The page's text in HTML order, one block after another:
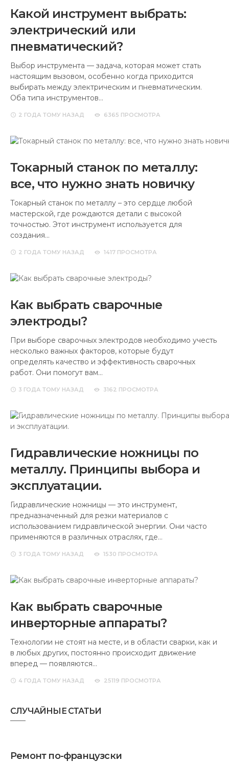
Какой инструмент выбрать:
электрический или
пневматический?
Выбор инструмента — задача, которая может стать
настоящим вызовом, особенно когда приходится
выбирать между электрическим и пневматическим.
Оба типа инструментов…
2 ГОДА ТОМУ НАЗАД 6365 ПРОСМОТРА
Токарный станок по металлу:
все, что нужно знать новичку
Токарный станок по металлу – это сердце любой
мастерской, где рождаются детали с высокой
точностью. Этот инструмент используется для
создания…
2 ГОДА ТОМУ НАЗАД 1417 ПРОСМОТРА
Как выбрать сварочные
электроды?
При выборе сварочных электродов необходимо учесть
несколько важных факторов, которые будут
определять качество и эффективность сварочных
работ. Они помогут вам…
3 ГОДА ТОМУ НАЗАД 3162 ПРОСМОТРА
Гидравлические ножницы по
металлу. Принципы выбора и
эксплуатации.
Гидравлические ножницы — это инструмент,
предназначенный для резки материалов с
использованием гидравлической энергии. Они часто
применяются в различных отраслях, где…
3 ГОДА ТОМУ НАЗАД 1530 ПРОСМОТРА
Как выбрать сварочные
инверторные аппараты?
Технологии не стоят на месте, и в области сварки, как и
в любых других, постоянно происходит движение
вперед — появляются…
4 ГОДА ТОМУ НАЗАД 25119 ПРОСМОТРА
СЛУЧАЙНЫЕ СТАТЬИ
Ремонт по-французски